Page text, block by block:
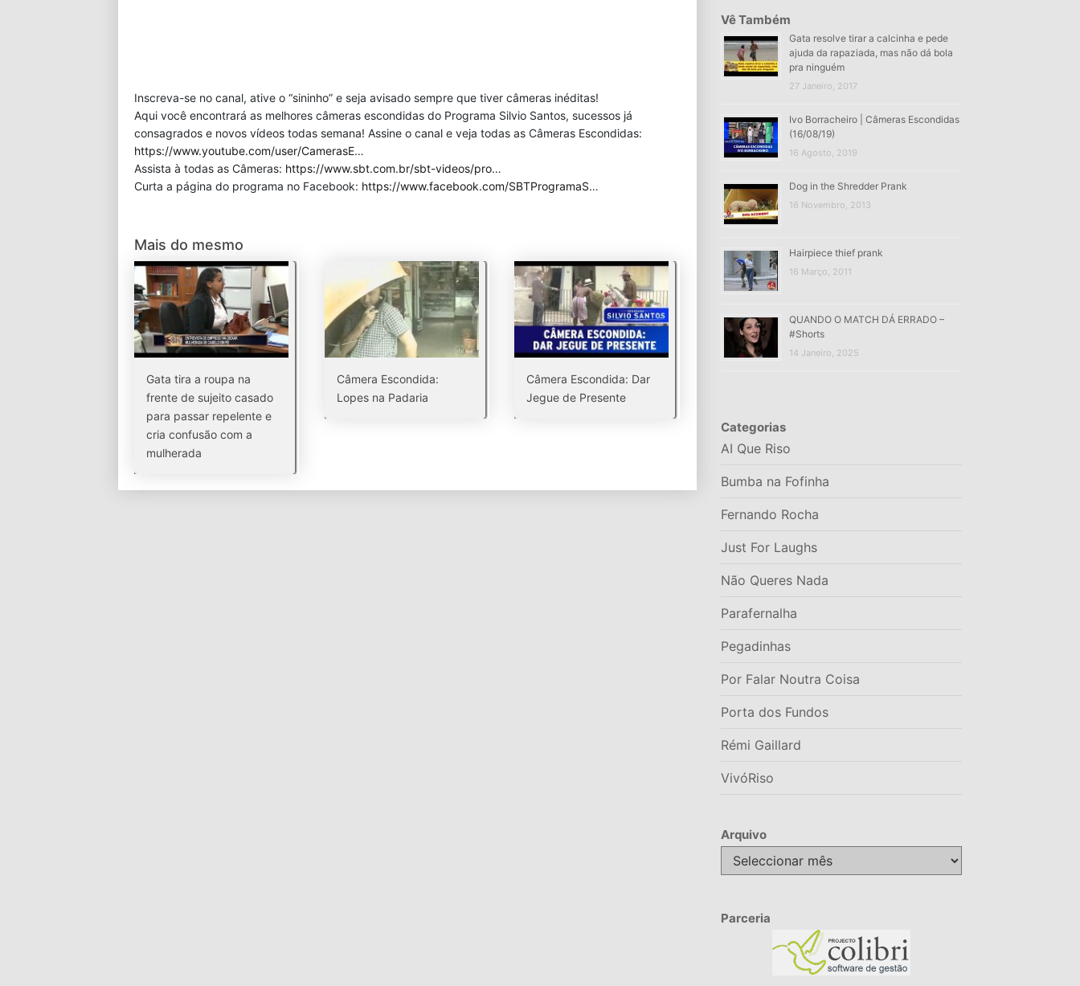
Inscreva-se no canal, ative o “sininho” e seja avisado sempre que tiver câmeras inéditas!
Aqui você encontrará as melhores câmeras escondidas do Programa Silvio Santos, sucessos já
consagrados e novos vídeos todas semana! Assine o canal e veja todas as Câmeras Escondidas:
https://www.youtube.com/user/CamerasE…
Assista à todas as Câmeras: https://www.sbt.com.br/sbt-videos/pro…
Curta a página do programa no Facebook: https://www.facebook.com/SBTProgramaS…
Mais do mesmo
Gata tira a roupa na
frente de sujeito casado
para passar repelente e
cria confusão com a
mulherada
Câmera Escondida:
Lopes na Padaria
Câmera Escondida: Dar
Jegue de Presente
Vê Também
Gata resolve tirar a calcinha e pede
ajuda da rapaziada, mas não dá bola
pra ninguém
27 Janeiro, 2017
Ivo Borracheiro | Câmeras Escondidas
(16/08/19)
16 Agosto, 2019
Dog in the Shredder Prank
16 Novembro, 2013
Hairpiece thief prank
16 Março, 2011
QUANDO O MATCH DÁ ERRADO –
#Shorts
14 Janeiro, 2025
Categorias
AI Que Riso
Bumba na Fofinha
Fernando Rocha
Just For Laughs
Não Queres Nada
Parafernalha
Pegadinhas
Por Falar Noutra Coisa
Porta dos Fundos
Rémi Gaillard
VivóRiso
Arquivo
Arquivo
Parceria